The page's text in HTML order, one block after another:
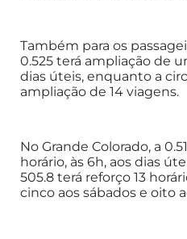
Também para os
0.525 terá ampliação de
dias úteis, enquanto a
ampliação de 14 viagens.
No Grande Colorado, a
horário, às 6h, aos dias
505.8 terá reforço 13
cinco aos sábados e oito